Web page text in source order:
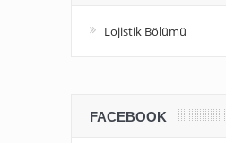
Lojistik Bölümü
FACEBOOK